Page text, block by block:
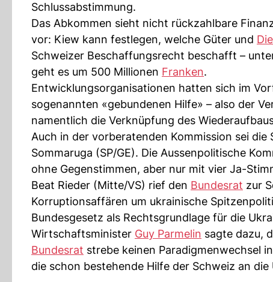
Schlussabstimmung.
Das Abkommen sieht nicht rückzahlbare
vor: Kiew kann festlegen, welche Güter und
Schweizer Beschaffungsrecht beschafft –
geht es um 500 Millionen Franken.
Entwicklungsorganisationen hatten sich im
sogenannten «gebundenen Hilfe» – also der
namentlich die Verknüpfung des
Auch in der vorberatenden Kommission sei
Sommaruga (SP/GE). Die Aussenpolitische
ohne Gegenstimmen, aber nur mit vier Ja-
Beat Rieder (Mitte/VS) rief den Bundesrat zur
Korruptionsaffären um ukrainische
Bundesgesetz als Rechtsgrundlage für die
Wirtschaftsminister Guy Parmelin sagte dazu,
Bundesrat strebe keinen Paradigmenwechsel
die schon bestehende Hilfe der Schweiz an